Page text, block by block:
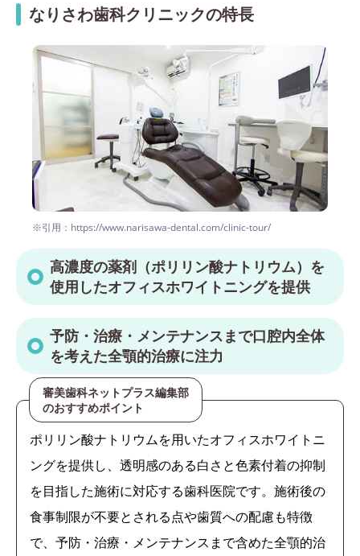
なりさわ歯科クリニックの特長
※引用：https://www.narisawa-dental.com/clinic-tour/
高濃度の薬剤（ポリリン酸ナトリウム）を
使用したオフィスホワイトニングを提供
予防・治療・メンテナンスまで口腔内全体
を考えた全顎的治療に注力
審美歯科ネットプラス編集部
のおすすめポイント
ポリリン酸ナトリウムを用いたオフィスホワイトニ
ングを提供し、透明感のある白さと色素付着の抑制
を目指した施術に対応する歯科医院です。施術後の
食事制限が不要とされる点や歯質への配慮も特徴
で、予防・治療・メンテナンスまで含めた全顎的治